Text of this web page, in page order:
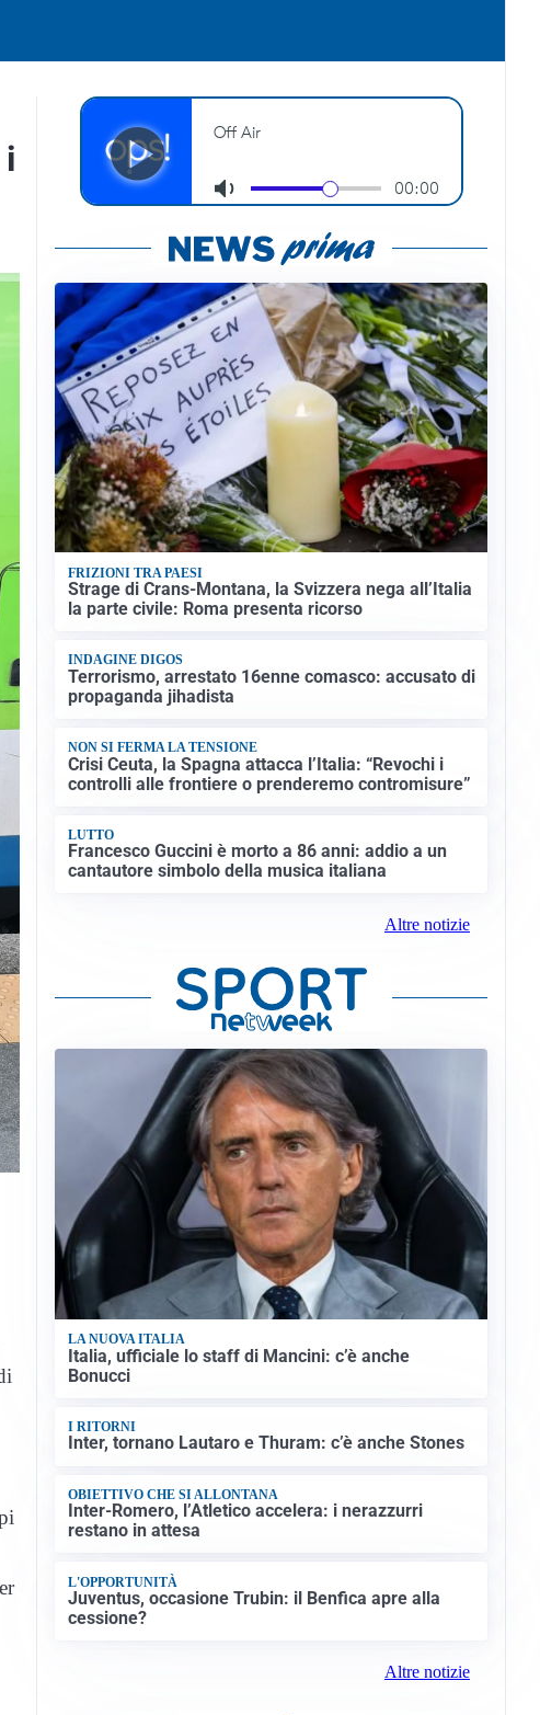
FRIZIONI TRA PAESI
Strage di Crans-Montana, la Svizzera nega all’Italia
la parte civile: Roma presenta ricorso
INDAGINE DIGOS
Terrorismo, arrestato 16enne comasco: accusato di
propaganda jihadista
NON SI FERMA LA TENSIONE
Crisi Ceuta, la Spagna attacca l’Italia: “Revochi i
controlli alle frontiere o prenderemo contromisure”
LUTTO
Francesco Guccini è morto a 86 anni: addio a un
cantautore simbolo della musica italiana
Altre notizie
LA NUOVA ITALIA
Italia, ufficiale lo staff di Mancini: c’è anche
Bonucci
I RITORNI
Inter, tornano Lautaro e Thuram: c’è anche Stones
OBIETTIVO CHE SI ALLONTANA
Inter-Romero, l’Atletico accelera: i nerazzurri
restano in attesa
L'OPPORTUNITÀ
Juventus, occasione Trubin: il Benfica apre alla
cessione?
Altre notizie